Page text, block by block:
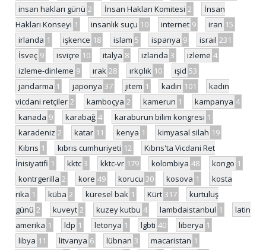
insan hakları günü 2 İnsan Hakları Komitesi 2
İnsan
Hakları Konseyi 1 insanlık suçu 10 internet 9 iran 15
irlanda 1 işkence 18 islam 5 ispanya 9 israil 231
İsveç 9 isviçre 10 italya 8 izlanda 3 izleme 4
izleme-dinleme 9 ırak 28 ırkçılık 10 ışid 53
jandarma 1 japonya 37 jitem 1 kadın 101
kadın
vicdani retçiler 2 kamboçya 2 kamerun 1 kampanya 4
kanada 9 karabağ 4 karaburun bilim kongresi 1
karadeniz 2 katar 11 kenya 1 kimyasal silah 19
Kıbrıs 1 kıbrıs cumhuriyeti 12
Kıbrıs'ta Vicdani Ret
İnisiyatifi 1 kktc 3 kktc-vr 179 kolombiya 48 kongo 1
kontrgerilla 2 kore 49 korucu 30 kosova 1
kosta
rika 1 küba 2 küresel bak 1 Kürt 317
kurtuluş
günü 2 kuveyt 2 kuzey kutbu 4 lambdaistanbul 1
latin
amerika 1 ldp 1 letonya 1 lgbti 40 liberya 1
libya 11 litvanya 6 lübnan 3 macaristan 1